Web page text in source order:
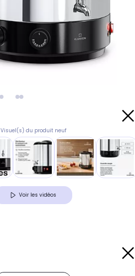
Visuel(s) du produit neuf
Voir les vidéos